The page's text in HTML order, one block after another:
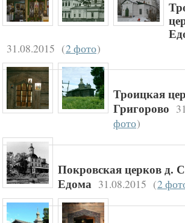
31.08.2015 (2 фото)
Троицкая
Григорово
фото)
Покровская церков д.
Едома
31.08.2015 (2